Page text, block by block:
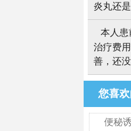
炎丸还
本人患
治疗费
善，还
您喜
便秘